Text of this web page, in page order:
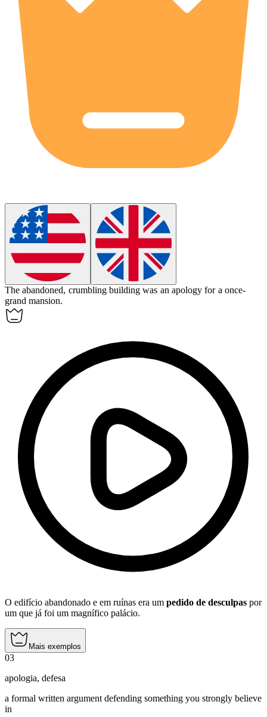
The abandoned, crumbling building was an apology for a once-
grand mansion.
O edifício abandonado e em ruínas era um pedido de desculpas por
um que já foi um magnífico palácio.
Mais exemplos
03
apologia, defesa
a formal written argument defending something you strongly believe
in